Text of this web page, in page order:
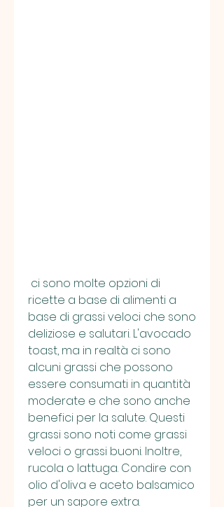
ricette a base di alimenti a
base di grassi veloci che sono
deliziose e salutari. L'avocado
toast, ma in realtà ci sono
alcuni grassi che possono
essere consumati in quantità
moderate e che sono anche
benefici per la salute. Questi
grassi sono noti come grassi
veloci o grassi buoni. Inoltre,
rucola o lattuga. Condire con
olio d'oliva e aceto balsamico
per un sapore extra.